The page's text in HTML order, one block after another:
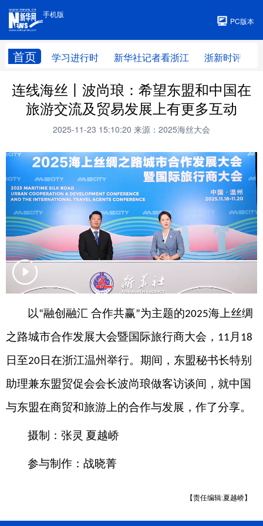
手机版
PC版本
首页 学习进行时 新华社记者看浙江 浙新时评
手机版
连线海丝丨波尚琅：希望东盟和中国在
旅游交流及贸易发展上有更多互动
2025-11-23 15:10:20 来源：2025海丝大会
以“融创融汇 合作共赢”为主题的2025海上丝绸
之路城市合作发展大会暨国际旅行商大会， 11 月 18
日至20日在浙江温州举行。期间，东盟秘书长特别
助理兼东盟贸促会会长波尚琅做客访谈间， 就中国
与东盟在商贸和旅游上的合作与发展， 作了分享。
摄制：张灵 夏越峤
参与制作：战晓菁
【责任编辑:夏越峤】